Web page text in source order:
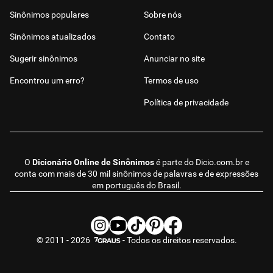
O Dicionário Online de Sinônimosé parte do Dicio.com.bre
conta com mais de 30 mil sinônimos de palavras e de expressões
em português do Brasil.
Sinônimos populares
Sinônimos atualizados
Sugerir sinônimos
Encontrou um erro?
Sobre nós
Contato
Anunciar no site
Termos de uso
Política de privacidade
© 2011 - 2026 - Todos os direitos reservados.